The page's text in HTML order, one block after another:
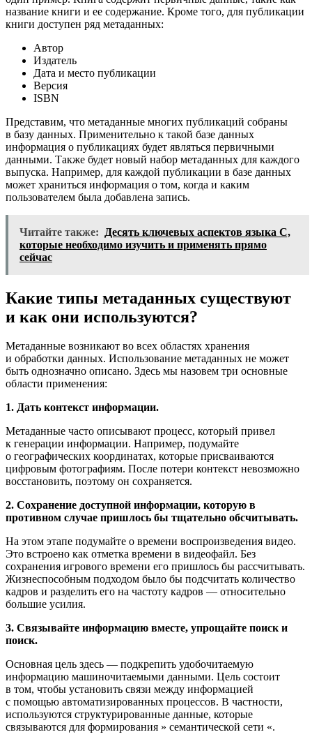
название книги и ее содержание. Кроме того, для публикации
книги доступен ряд метаданных:
Автор
Издатель
Дата и место публикации
Версия
ISBN
Представим, что метаданные многих публикаций собраны
в базу данных. Применительно к такой базе данных
информация о публикациях будет являться первичными
данными. Также будет новый набор метаданных для каждого
выпуска. Например, для каждой публикации в базе данных
может храниться информация о том, когда и каким
пользователем была добавлена ​​запись.
Читайте также:
Десять ключевых аспектов языка C,
которые необходимо изучить и применять прямо
сейчас
Какие типы метаданных существуют
и как они используются?
Метаданные возникают во всех областях хранения
и обработки данных. Использование метаданных не может
быть однозначно описано. Здесь мы назовем три основные
области применения:
1. Дать контекст информации.
Метаданные часто описывают процесс, который привел
к генерации информации. Например, подумайте
о географических координатах, которые присваиваются
цифровым фотографиям. После потери контекст невозможно
восстановить, поэтому он сохраняется.
2. Сохранение доступной информации, которую в
противном случае пришлось бы тщательно обсчитывать.
На этом этапе подумайте о времени воспроизведения видео.
Это встроено как отметка времени в видеофайл. Без
сохранения игрового времени его пришлось бы рассчитывать.
Жизнеспособным подходом было бы подсчитать количество
кадров и разделить его на частоту кадров — относительно
большие усилия.
3. Связывайте информацию вместе, упрощайте поиск и
поиск.
Основная цель здесь — подкрепить удобочитаемую
информацию машиночитаемыми данными. Цель состоит
в том, чтобы установить связи между информацией
с помощью автоматизированных процессов. В частности,
используются структурированные данные, которые
связываются для формирования » семантической сети «.